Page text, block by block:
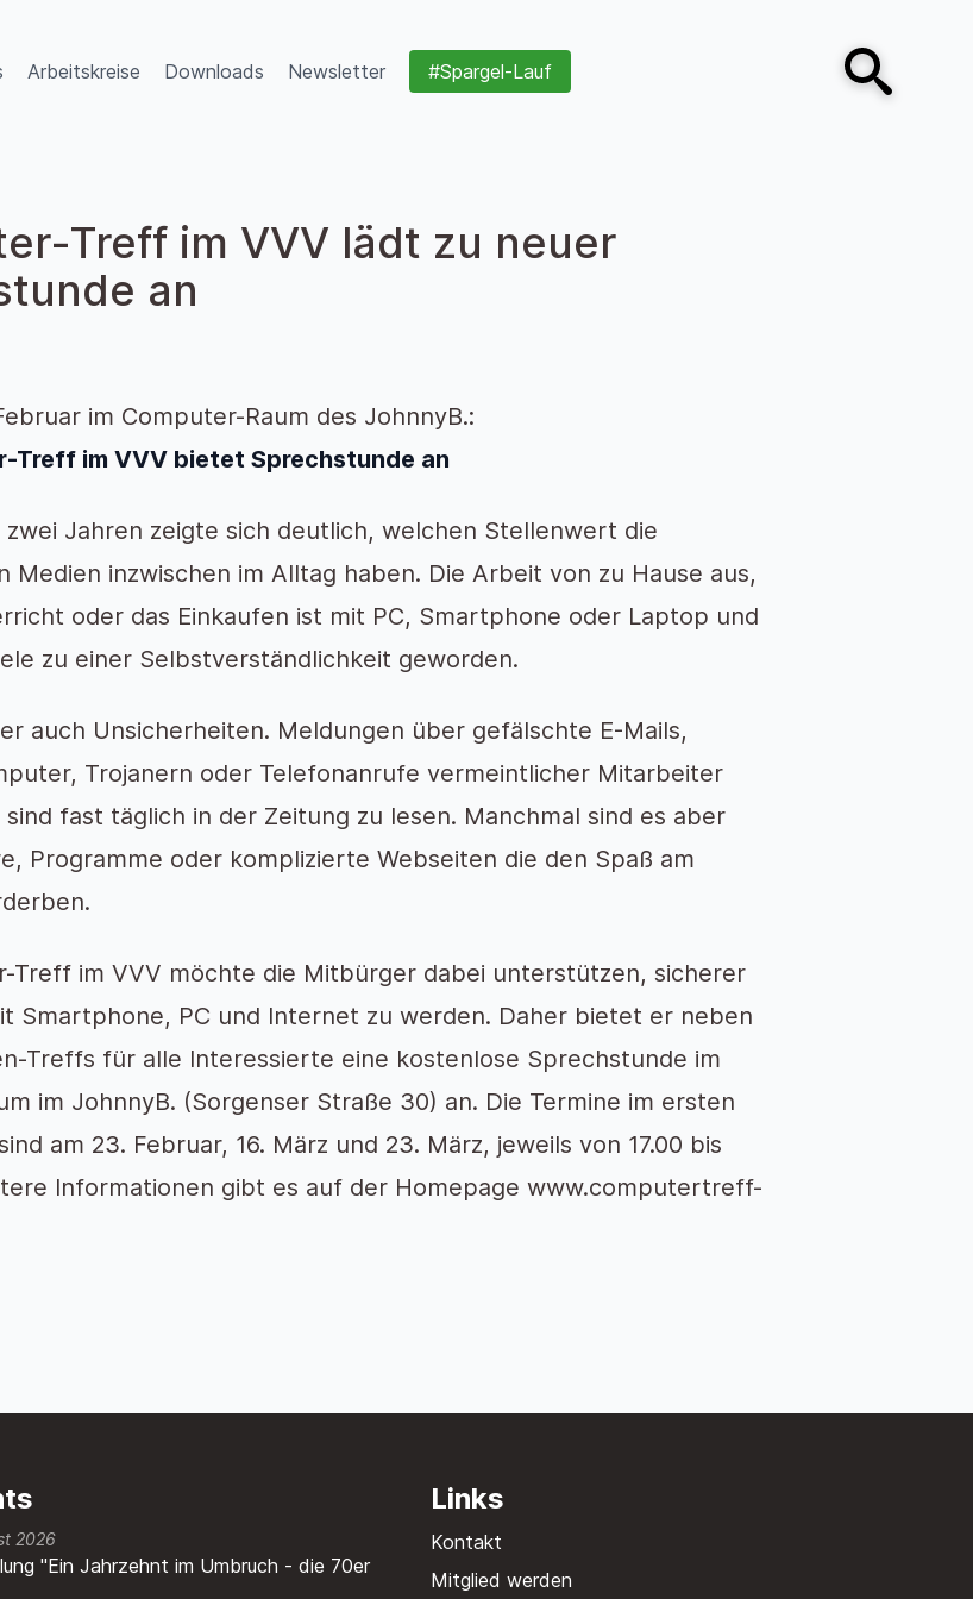
Arbeitskreise Downloads Newsletter #Spargel-Lauf
Open search
Treff im VVV lädt zu neuer
an
im Computer-Raum des JohnnyB.:
Treff im VVV bietet Sprechstunde an
Jahren zeigte sich deutlich, welchen Stellenwert die
Medien inzwischen im Alltag haben. Die Arbeit von zu Hause aus,
oder das Einkaufen ist mit PC, Smartphone oder Laptop und
zu einer Selbstverständlichkeit geworden.
auch Unsicherheiten. Meldungen über gefälschte E-Mails,
Trojanern oder Telefonanrufe vermeintlicher Mitarbeiter
fast täglich in der Zeitung zu lesen. Manchmal sind es aber
Programme oder komplizierte Webseiten die den Spaß am
Treff im VVV möchte die Mitbürger dabei unterstützen, sicherer
Smartphone, PC und Internet zu werden. Daher bietet er neben
Treffs für alle Interessierte eine kostenlose Sprechstunde im
im JohnnyB. (Sorgenser Straße 30) an. Die Termine im ersten
am 23. Februar, 16. März und 23. März, jeweils von 17.00 bis
Informationen gibt es auf der Homepage www.computertreff-
2026
"Ein Jahrzehnt im Umbruch - die 70er
Links
Kontakt
Mitglied werden